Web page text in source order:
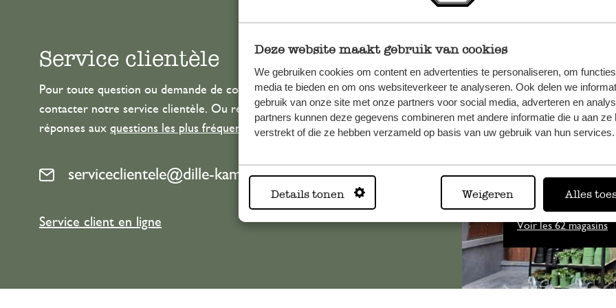
Deze website maakt gebruik van cookies
We gebruiken cookies om content en advertenties te personaliseren, om
media te bieden en om ons websiteverkeer te analyseren. Ook delen we
gebruik van onze site met onze partners voor social media, adverteren en
partners kunnen deze gegevens combineren met andere informatie die u aan ze
verstrekt of die ze hebben verzameld op basis van uw gebruik van hun services.
Details tonen Weigeren Alles
Voir les 62 magasins
Service clientèle
Pour toute question ou demande de conseil ou d’aide, veuillez
contacter notre service clientèle. Ou retrouvez ici nos
réponses aux questions les plus fréquemment posées.
serviceclientele@dille-kamille.com
Service client en ligne